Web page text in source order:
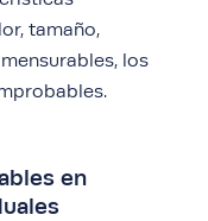
tamaño,
los
en